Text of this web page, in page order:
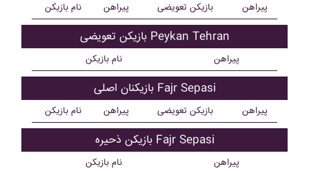
نام بازیکن پیراهن بازیکن تعویضی پیراهن
بازیکن تعویضی Peykan Tehran
نام بازیکن پیراهن
بازیکنان اصلی Fajr Sepasi
نام بازیکن پیراهن بازیکن تعویضی پیراهن
بازیکن ذحیره Fajr Sepasi
نام بازیکن پیراهن